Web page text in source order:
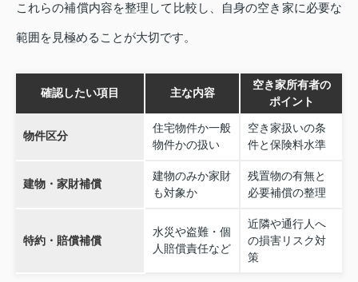
これらの補償内容を整理して比較し、自身の空き家に必要な
範囲を見極めることが大切です。
確認したい項目 主な内容
空き家所有者の
ポイント
物件区分
住宅物件か一般
物件かの扱い
空き家扱いの条
件と保険料水準
建物・家財補償
建物のみか家財
も対象か
残置物の有無と
必要補償の整理
特約・賠償補償
水災や盗難・個
人賠償責任など
近隣や通行人へ
の損害リスク対
策